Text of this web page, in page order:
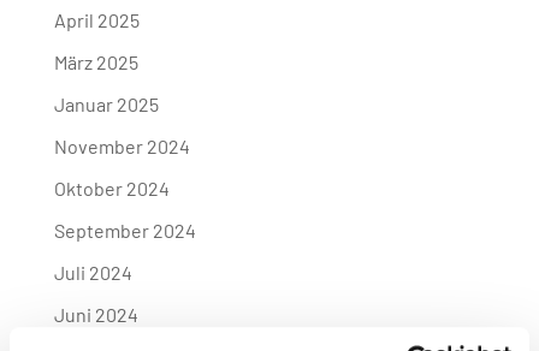
April 2025
März 2025
Januar 2025
November 2024
Oktober 2024
September 2024
Juli 2024
Juni 2024